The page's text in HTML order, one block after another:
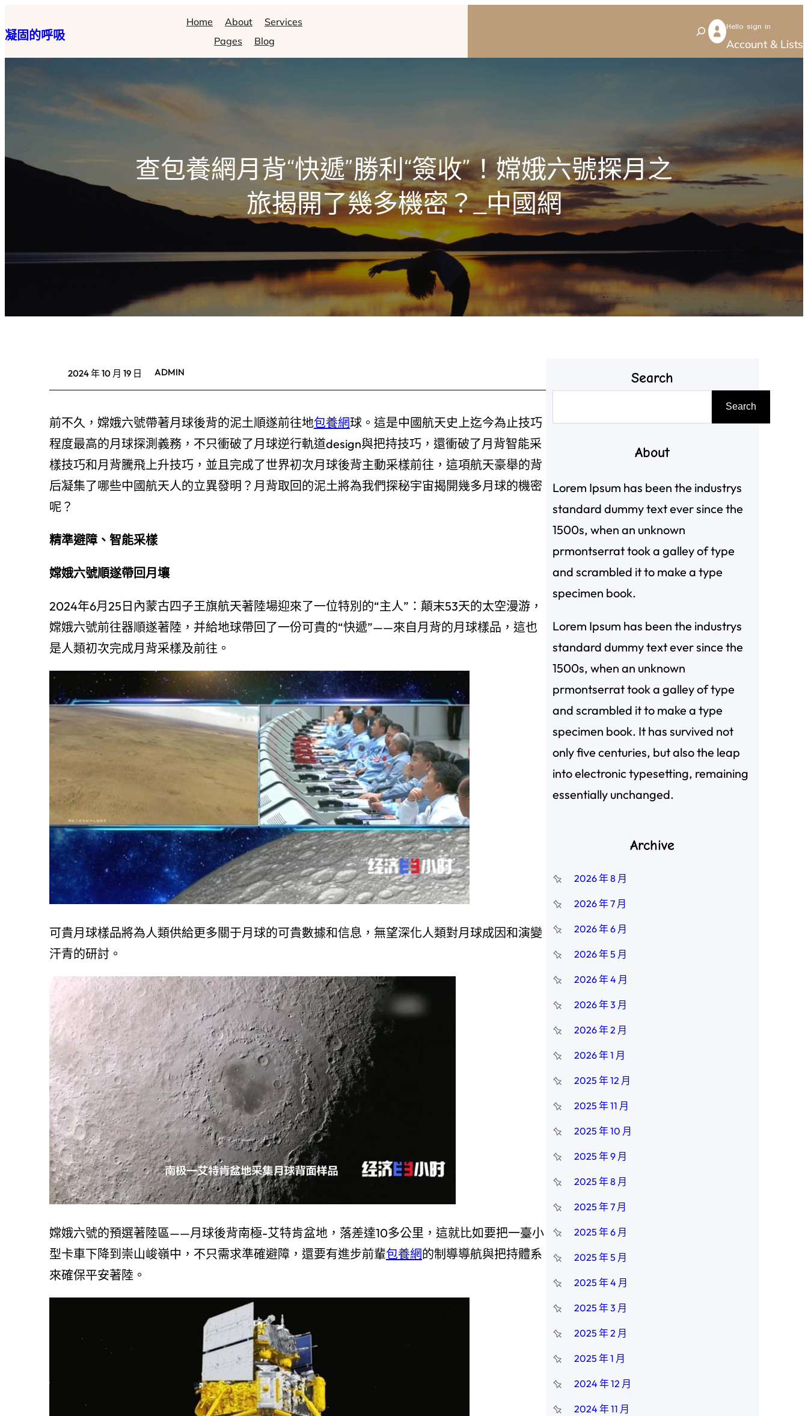
至
主
凝固的呼吸
Home About
Services
Pages
Blog
S
e
Hello sign in
Account & Lists
查包養網月背“快遞”勝利“簽收”！嫦娥六號探月之
旅揭開了幾多機密？_中國網
2024 年 10 月 19 日 ADMIN
前不久，嫦娥六號帶著月球後背的泥土順遂前往地包養網球。這是中國航天史上迄今為止技巧
程度最高的月球探測義務，不只衝破了月球逆行軌道design與把持技巧，還衝破了月背智能采
樣技巧和月背騰飛上升技巧，並且完成了世界初次月球後背主動采樣前往，這項航天豪舉的背
后凝集了哪些中國航天人的立異發明？月背取回的泥土將為我們探秘宇宙揭開幾多月球的機密
呢？
精準避障、智能采樣
嫦娥六號順遂帶回月壤
2024年6月25日內蒙古四子王旗航天著陸場迎來了一位特別的“主人”：顛末53天的太空漫游，
嫦娥六號前往器順遂著陸，并給地球帶回了一份可貴的“快遞”——來自月背的月球樣品，這也
是人類初次完成月背采樣及前往。
可貴月球樣品將為人類供給更多關于月球的可貴數據和信息，無望深化人類對月球成因和演變
汗青的研討。
嫦娥六號的預選著陸區——月球後背南極-艾特肯盆地，落差達10多公里，這就比如要把一臺小
型卡車下降到崇山峻嶺中，不只需求準確避障，還要有進步前輩包養網的制導導航與把持體系
來確保平安著陸。
Search
尋
Search
About
Lorem Ipsum has been the industrys
standard dummy text ever since the
1500s, when an unknown
prmontserrat took a galley of type
and scrambled it to make a type
specimen book.
Lorem Ipsum has been the industrys
standard dummy text ever since the
1500s, when an unknown
prmontserrat took a galley of type
and scrambled it to make a type
specimen book. It has survived not
only five centuries, but also the leap
into electronic typesetting, remaining
essentially unchanged.
Archive
2026 年 8 月
2026 年 7 月
2026 年 6 月
2026 年 5 月
2026 年 4 月
2026 年 3 月
2026 年 2 月
2026 年 1 月
2025 年 12 月
2025 年 11 月
2025 年 10 月
2025 年 9 月
2025 年 8 月
2025 年 7 月
2025 年 6 月
2025 年 5 月
2025 年 4 月
2025 年 3 月
2025 年 2 月
2025 年 1 月
2024 年 12 月
2024 年 11 月